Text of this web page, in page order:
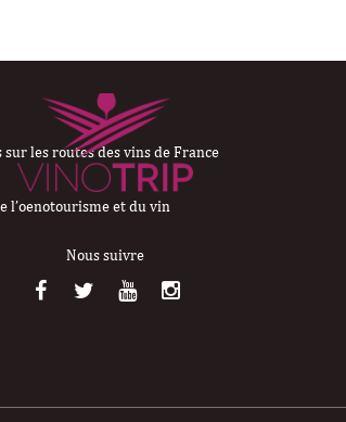
les routes des vins de France
l’oenotourisme et du vin
Nous suivre